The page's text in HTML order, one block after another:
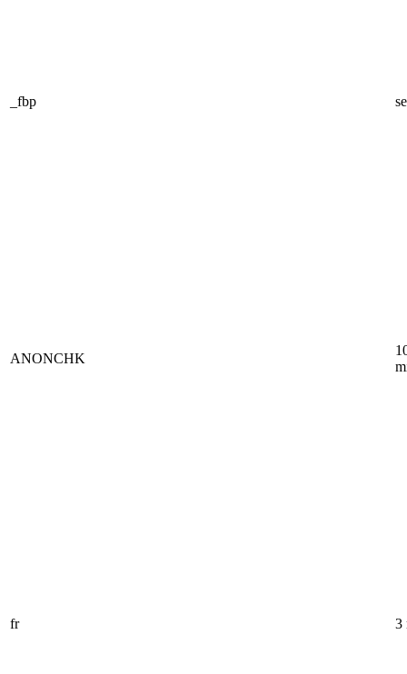
_fbp
ANONCHK
fr 3